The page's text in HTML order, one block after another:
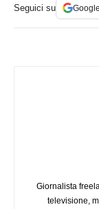
Seguici su Google
Giornalista
televisione,